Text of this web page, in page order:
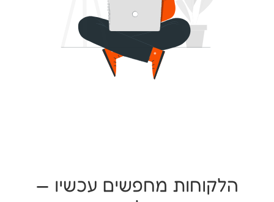
הלקוחות מחפשים עכשיו —